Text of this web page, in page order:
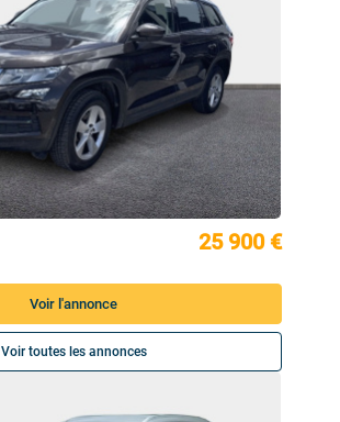
25 900 €
Voir l'annonce
Voir toutes les annonces